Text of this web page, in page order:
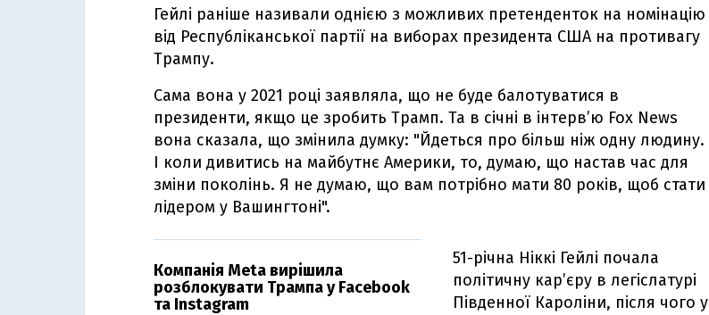
Гейлі раніше називали однією з можливих претенденток на номінацію
від Республіканської партії на виборах президента США на противагу
Трампу.
Сама вона у 2021 році заявляла, що не буде балотуватися в
президенти, якщо це зробить Трамп. Та в січні в інтерв’ю Fox News
вона сказала, що змінила думку: "Йдеться про більш ніж одну людину.
І коли дивитись на майбутнє Америки, то, думаю, що настав час для
зміни поколінь. Я не думаю, що вам потрібно мати 80 років, щоб стати
лідером у Вашингтоні".
Компанія Meta вирішила
розблокувати Трампа у Facebook
та Instagram
51-річна Ніккі Гейлі почала
політичну кар’єру в легіслатурі
Південної Кароліни, після чого у